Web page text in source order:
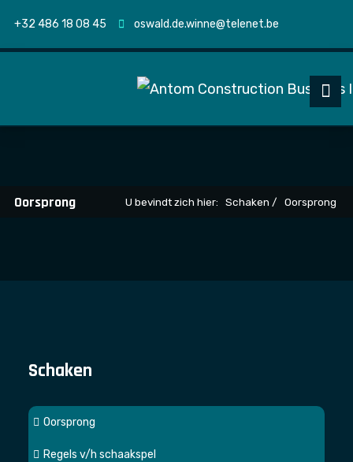
+32 486 18 08 45 oswald.de.winne@telenet.be
Oorsprong U bevindt zich hier: Schaken Oorsprong
Schaken
Oorsprong
Regels v/h schaakspel